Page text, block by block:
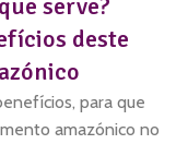
deste
para que
amazónico no